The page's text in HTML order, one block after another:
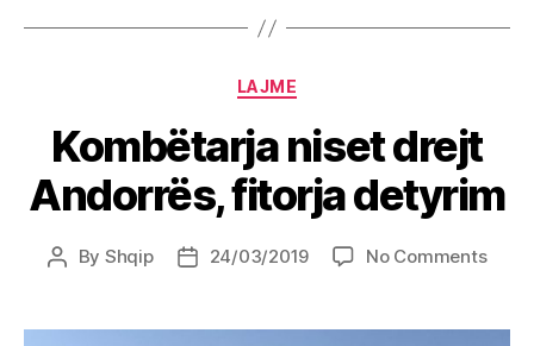
Categories
LAJME
Kombëtarja niset drejt
Andorrës, fitorja detyrim
Post
By Shqip
Post24/03/2019 No Commentson
drejt